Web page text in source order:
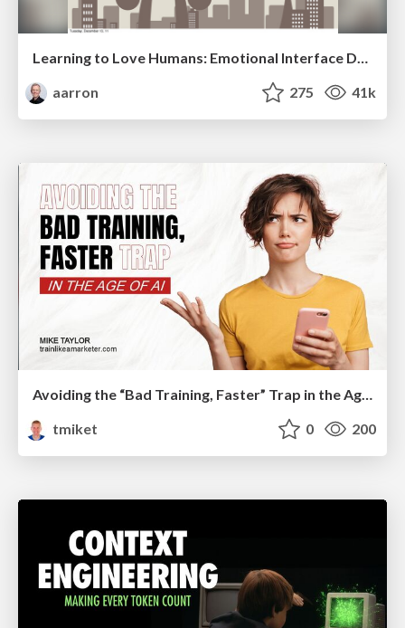
Learning to Love Humans: Emotional Interface Design
aarron
275 41k
Avoiding the “Bad Training, Faster” Trap in the Age of AI
tmiket
0 200